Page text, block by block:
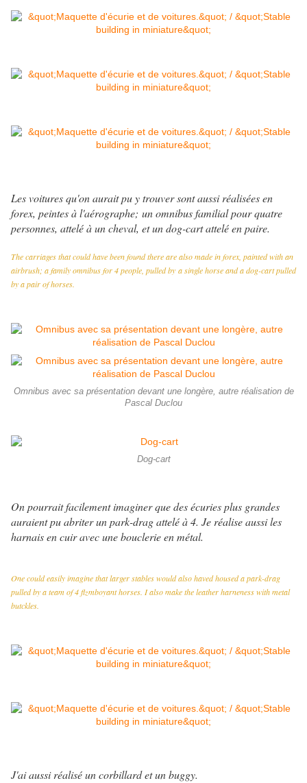
Les voitures qu'on aurait pu y trouver sont aussi réalisées en
forex, peintes à l'aérographe; un omnibus familial pour quatre
personnes, attelé à un cheval, et un dog-cart attelé en paire.
The carriages that could have been found there are also made in forex, painted with an
airbrush; a family omnibus for 4 people, pulled by a single horse and a dog-cart pulled
by a pair of horses.
Omnibus avec sa présentation devant une longère, autre réalisation de
Pascal Duclou
Dog-cart
On pourrait facilement imaginer que des écuries plus grandes
auraient pu abriter un park-drag attelé à 4. Je réalise aussi les
harnais en cuir avec une bouclerie en métal.
One could easily imagine that larger stables would also haved housed a park-drag
pulled by a team of 4 flzmboyant horses. I also make the leather harneness with metal
butckles.
J'ai aussi réalisé un corbillard et un buggy.